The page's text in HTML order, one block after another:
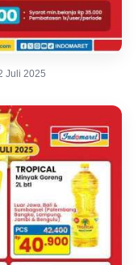
Juli 2025